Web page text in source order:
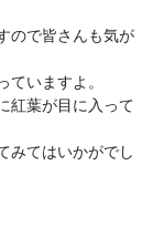
ので皆さんも気が
いますよ。
紅葉が目に入って
みてはいかがでし